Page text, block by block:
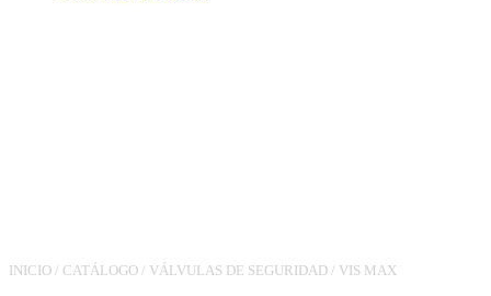
INICIO / CATÁLOGO / VÁLVULAS DE SEGURIDAD / VIS MAX